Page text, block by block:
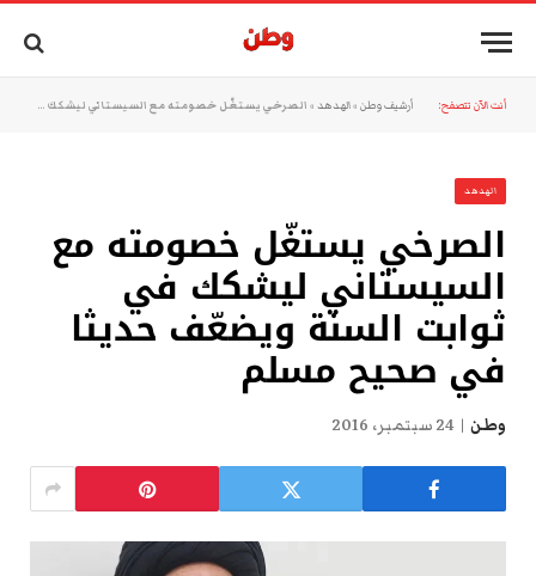
أنت الآن تتصفح: أرشيف وطن »الهدهد » الصرخي يستغّل خصومته مع السيستاني ليشكك في ثوابت السنة ويضعّف حديثا في صحيح مسلم
الهدهد
الصرخي يستغّل خصومته مع
السيستاني ليشكك في
ثوابت السنة ويضعّف حديثا
في صحيح مسلم
وطن 24 سبتمبر، 2016